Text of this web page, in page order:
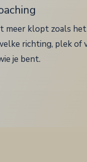
meer klopt zoals
richting, plek of
je bent.